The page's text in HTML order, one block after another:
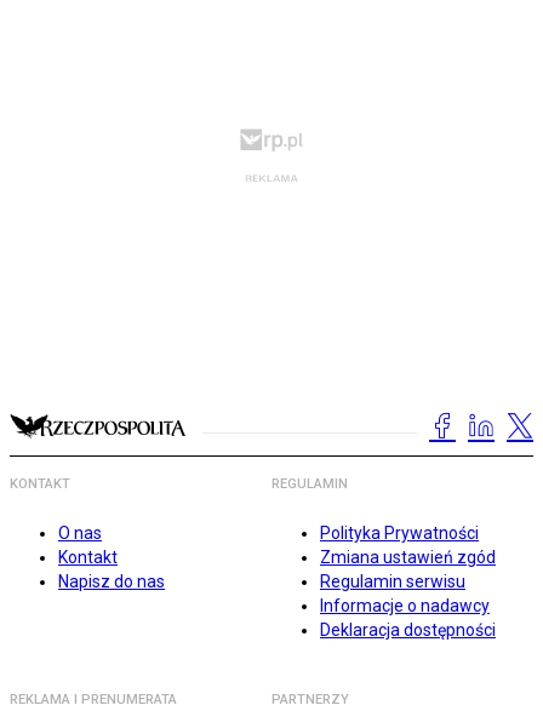
KONTAKT
O nas
Kontakt
Napisz do nas
REGULAMIN
Polityka Prywatności
Zmiana ustawień zgód
Regulamin serwisu
Informacje o nadawcy
Deklaracja dostępności
REKLAMA I PRENUMERATA PARTNERZY